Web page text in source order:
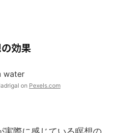
効果
on Pexels.com